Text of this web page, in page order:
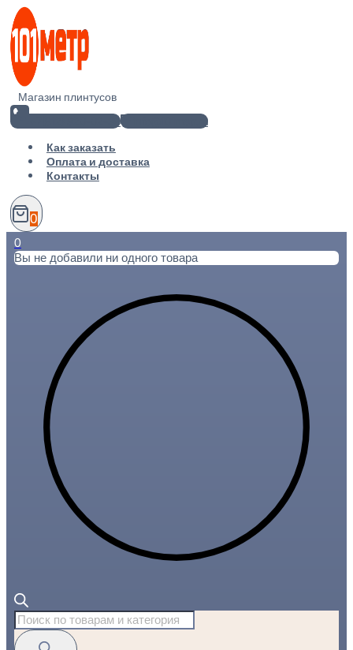
Перейти
содержимому
Магазин плинтусов
+7(812) 920-02-38
info@101metr.ru
Как заказать
Оплата и доставка
Контакты
0
0
Вы не добавили ни одного товара
Поиск
товаров